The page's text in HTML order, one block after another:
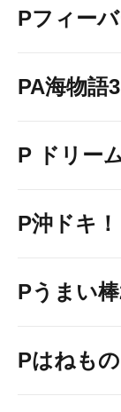
Pフィー
PA海物語
P ドリー
P沖ドキ
Pうまい
Pはねも